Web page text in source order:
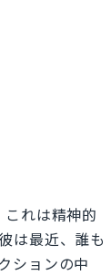
れは精神的
は最近、誰も
ションの中